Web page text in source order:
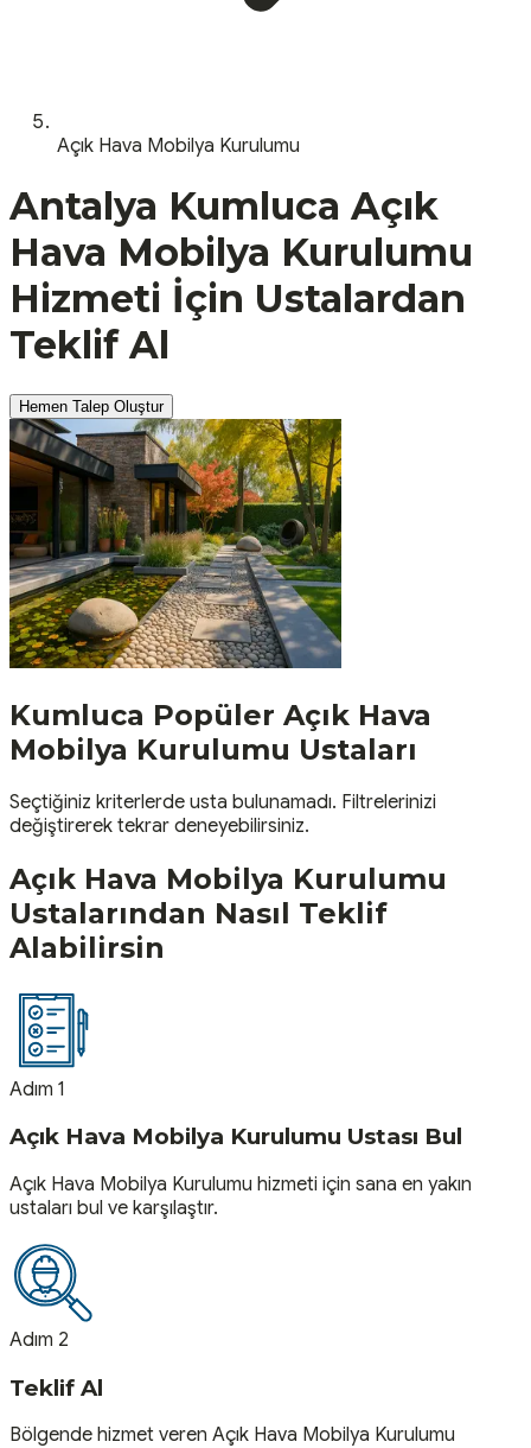
Açık Hava Mobilya Kurulumu
Antalya Kumluca Açık
Hava Mobilya Kurulumu
Hizmeti İçin Ustalardan
Teklif Al
Hemen Talep Oluştur
Kumluca Popüler Açık Hava
Mobilya Kurulumu Ustaları
Seçtiğiniz kriterlerde usta bulunamadı. Filtrelerinizi
değiştirerek tekrar deneyebilirsiniz.
Açık Hava Mobilya Kurulumu
Ustalarından Nasıl Teklif
Alabilirsin
Adım 1
Açık Hava Mobilya Kurulumu Ustası Bul
Açık Hava Mobilya Kurulumu hizmeti için sana en yakın
ustaları bul ve karşılaştır.
Adım 2
Teklif Al
Bölgende hizmet veren Açık Hava Mobilya Kurulumu